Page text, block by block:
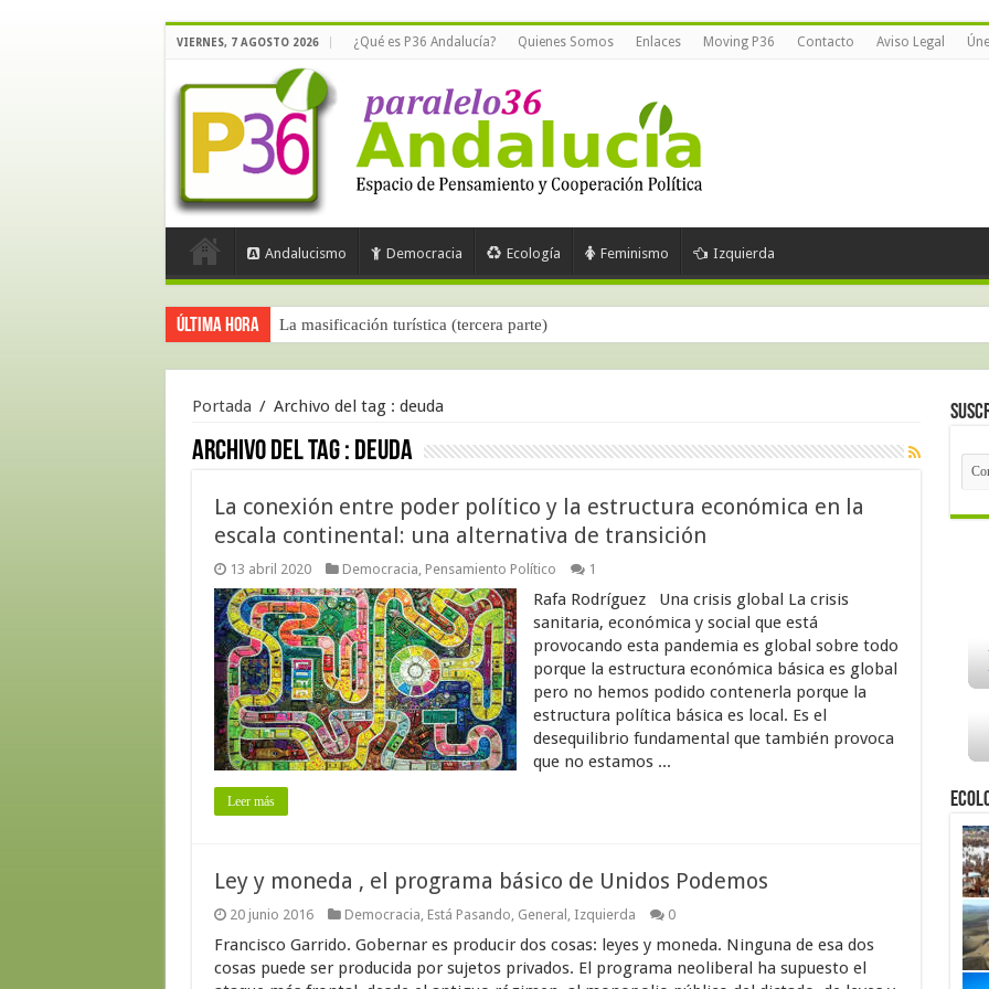
VIERNES, 7 AGOSTO 2026 ¿Qué es P36 Andalucía? Quienes Somos Enlaces Moving P36 Contacto Aviso Legal
Andalucismo Democracia Ecología Feminismo Izquierda
Última hora La masificación turística (tercera parte)
Portada / Archivo del tag : deuda
Archivo del tag : deuda
La conexión entre poder político y la estructura económica en la
escala continental: una alternativa de transición
13 abril 2020 Democracia, Pensamiento Político 1
Rafa Rodríguez Una crisis global La crisis
sanitaria, económica y social que está
provocando esta pandemia es global sobre todo
porque la estructura económica básica es global
pero no hemos podido contenerla porque la
estructura política básica es local. Es el
desequilibrio fundamental que también provoca
que no estamos ...
Leer más
Ley y moneda , el programa básico de Unidos Podemos
20 junio 2016 Democracia, Está Pasando, General , Izquierda 0
Francisco Garrido. Gobernar es producir dos cosas: leyes y moneda. Ninguna de esa dos
cosas puede ser producida por sujetos privados. El programa neoliberal ha supuesto el